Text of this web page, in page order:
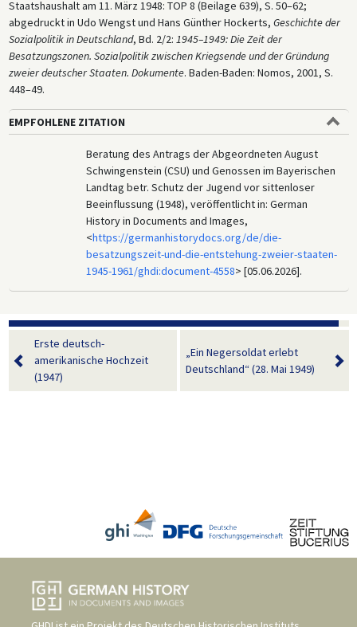
Staatshaushalt am 11. März 1948: TOP 8 (Beilage 639), S. 50–62;
abgedruckt in Udo Wengst und Hans Günther Hockerts, Geschichte der
Sozialpolitik in Deutschland, Bd. 2/2: 1945–1949: Die Zeit der
Besatzungszonen. Sozialpolitik zwischen Kriegsende und der Gründung
zweier deutscher Staaten. Dokumente. Baden-Baden: Nomos, 2001, S.
448–49.
EMPFOHLENE ZITATION
Beratung des Antrags der Abgeordneten August
Schwingenstein (CSU) und Genossen im Bayerischen
Landtag betr. Schutz der Jugend vor sittenloser
Beeinflussung (1948), veröffentlicht in: German
History in Documents and Images,
<https://germanhistorydocs.org/de/die-
besatzungszeit-und-die-entstehung-zweier-staaten-
1945-1961/ghdi:document-4558> [05.06.2026].
Erste deutsch-
amerikanische Hochzeit
(1947)
„Ein Negersoldat erlebt
Deutschland“ (28. Mai 1949)